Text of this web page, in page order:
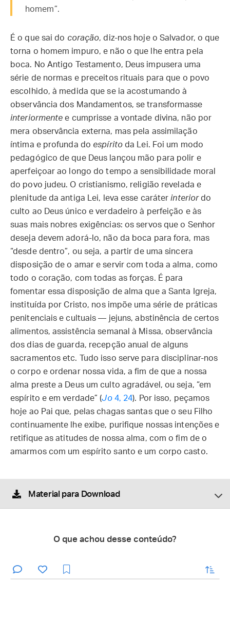
homem”.
É o que sai do coração, diz-nos hoje o Salvador, o que
torna o homem impuro, e não o que lhe entra pela
boca. No Antigo Testamento, Deus impusera uma
série de normas e preceitos rituais para que o povo
escolhido, à medida que se ia acostumando à
observância dos Mandamentos, se transformasse
interiormente e cumprisse a vontade divina, não por
mera observância externa, mas pela assimilação
íntima e profunda do espíritoda Lei. Foi um modo
pedagógico de que Deus lançou mão para polir e
aperfeiçoar ao longo do tempo a sensibilidade moral
do povo judeu. O cristianismo, religião revelada e
plenitude da antiga Lei, leva esse caráterinteriordo
culto ao Deus único e verdadeiro à perfeição e às
suas mais nobres exigências: os servos que o Senhor
deseja devem adorá-lo, não da boca para fora, mas
“desde dentro”, ou seja, a partir de uma sincera
disposição de o amar e servir com toda a alma, como
todo o coração, com todas as forças. É para
fomentar essa disposição de alma que a Santa Igreja,
instituída por Cristo, nos impõe uma série de práticas
penitenciais e cultuais — jejuns, abstinência de certos
alimentos, assistência semanal à Missa, observância
dos dias de guarda, recepção anual de alguns
sacramentos etc. Tudo isso serve para disciplinar-nos
o corpo e ordenar nossa vida, a fim de que a nossa
alma preste a Deus um culto agradável, ou seja, “em
espírito e em verdade” (Jo4, 24). Por isso, peçamos
hoje ao Pai que, pelas chagas santas que o seu Filho
continuamente lhe exibe, purifique nossas intenções e
retifique as atitudes de nossa alma, com o fim de o
amarmos com um espírito santo e um corpo casto.
Material para Download
O que achou desse conteúdo?
enviar